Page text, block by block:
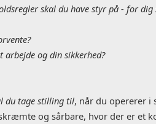
skal du have styr på - for
og din sikkerhed?
du tage stilling til, når du opererer
og sårbare, hvor der er et